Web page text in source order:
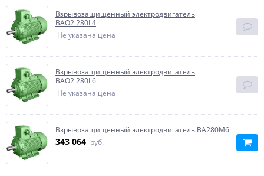
Взрывозащищенный электродвигатель
BAO2 280L4
Не указана цена
Взрывозащищенный электродвигатель
BAO2 280L6
Не указана цена
Взрывозащищенный электродвигатель ВА280М6
343 064 руб.